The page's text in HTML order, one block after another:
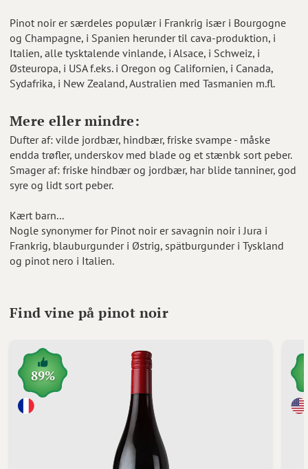
Pinot noir er særdeles populær i Frankrig især i Bourgogne
og Champagne, i Spanien herunder til cava-produktion, i
Italien, alle tysktalende vinlande, i Alsace, i Schweiz, i
Østeuropa, i USA f.eks. i Oregon og Californien, i Canada,
Sydafrika, i New Zealand, Australien med Tasmanien m.fl.
Mere eller mindre:
Dufter af: vilde jordbær, hindbær, friske svampe - måske
endda trøfler, underskov med blade og et stænbk sort peber.
Smager af: friske hindbær og jordbær, har blide tanniner, god
syre og lidt sort peber.
Kært barn...
Nogle synonymer for Pinot noir er savagnin noir i Jura i
Frankrig, blauburgunder i Østrig, spätburgunder i Tyskland
og pinot nero i Italien.
Find vine på pinot noir
89%